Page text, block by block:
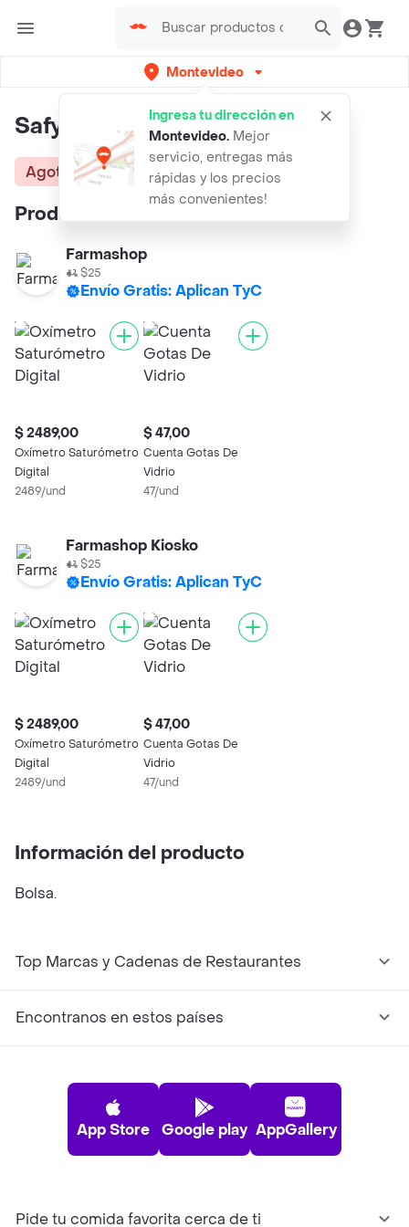
Montevideo
Ingresa tu dirección en
Montevideo. Mejor
servicio, entregas más
rápidas y los precios
más convenientes!
Safy Frasco de Análisis Estéril
Agotado
Productos similares:
Farmashop
$25
Envío Gratis: Aplican TyC
$ 2489,00
Oxímetro Saturómetro
Digital
2489/und
$ 47,00
Cuenta Gotas De
Vidrio
47/und
Farmashop Kiosko
$25
Envío Gratis: Aplican TyC
$ 2489,00
Oxímetro Saturómetro
Digital
2489/und
$ 47,00
Cuenta Gotas De
Vidrio
47/und
Información del producto
Bolsa.
Top Marcas y Cadenas de Restaurantes
Encontranos en estos países
App Store Google play AppGallery
Pide tu comida favorita cerca de ti